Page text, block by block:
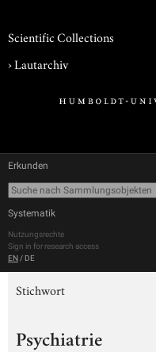
Scientific Collections
›Lautarchiv
Erkunden
Systematik
Nutzungsrechte
Sign in for research access
EN / DE
Stichwort
Psychiatrie